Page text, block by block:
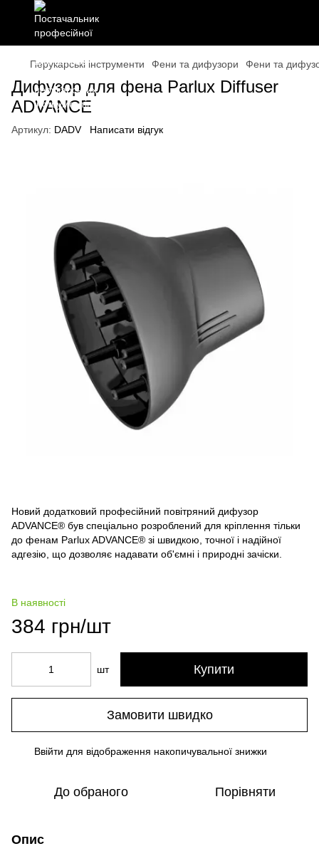
Перукарські інструменти Фени та дифузори Фени та
Дифузор для фена Parlux Diffuser
ADVANCE
Артикул: DADV Написати відгук
Новий додатковий професійний повітряний дифузор
ADVANCE® був спеціально розроблений для кріплення тільки
до фенам Parlux ADVANCE® зі швидкою, точної і надійної
адгезію, що дозволяє надавати об'ємні і природні зачіски.
В наявності
384 грн/шт
шт Купити
Замовити швидко
Ввійти для відображення накопичувальної знижки
До обраного Порівняти
Опис